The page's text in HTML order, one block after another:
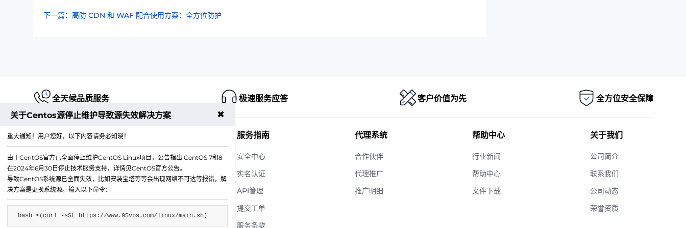
下一篇：高防 CDN 和 WAF 配合使用方案：全方位防护
全天候品质服务 极速服务应答 客户价值为先 全方位安全保障
江苏铭联云计算有限公司
Copyright © 2019-2026 All Rights Reserved.铭联科技 版权
所有
电子邮箱：mail@6w.cx
商务QQ：37809874
服务指南
安全中心
实名认证
API管理
提交工单
服务条款
代理系统
合作伙伴
代理推广
推广明细
帮助中心
行业新闻
帮助中心
文件下载
关于我们
公司简介
联系我们
公司动态
荣誉资质
关于Centos源停止维护导致源失效解决方案 ✖
重大通知！用户您好，以下内容请务必知晓！
由于CentOS官方已全面停止维护CentOS Linux项目，公告指出 CentOS 7和8
在2024年6月30日停止技术服务支持，详情见CentOS官方公告。
导致CentOS系统源已全面失效，比如安装宝塔等等会出现网络不可达等报错，解
决方案是更换系统源。输入以下命令：
bash <(curl -sSL https://www.95vps.com/linux/main.sh)